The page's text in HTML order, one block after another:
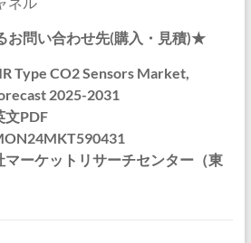
お問い合わせ先(購入・見積)★
Type CO2 Sensors Market,
2025-2031
文PDF
ーケットリサーチセンター（東